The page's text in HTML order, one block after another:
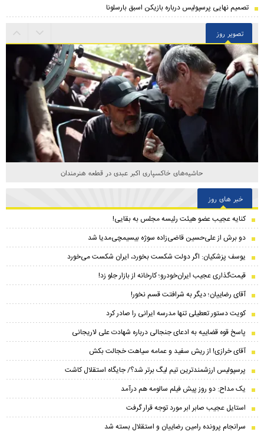
تصمیم نهایی پرسپولیس درباره بازیکن اسبق بارسلونا
تصویر روز
نگاهی از آسمان به یکی از مدرن‌ترین پایتخت‌های جهان
خبر های روز
کنایه عجیب عضو هیئت رئیسه مجلس به بقایی!
دو برش از علی‌حسین‌ قاضی‌زاده سوژه بیسیمچی‌مدیا شد
یوسف پزشکیان: اگر دولت شکست بخورد، ایران شکست می‌خورد
قیمت‌گذاری عجیب ایران‌خودرو؛ کارخانه از بازار جلو زد!
آقای رضاییان؛ دیگر به شرافتت قسم نخور!
کویت دستور تعطیلی تنها مدرسه ایرانی را صادر کرد
پاسخ قوه قضاییه به ادعای جنجالی درباره شهادت علی لاریجانی
آقای خرازی! از ریش سفید و عمامه سیاهت خجالت بکش
پرسپولیس ارزشمندترین تیم لیگ برتر شد؟/ جایگاه استقلال کاشت
یک مداح: دو روز پیش فیلم سالومه هم درآمد
استایل عجیب صابر ابر مورد توجه قرار گرفت
سرانجام پرونده رامین رضاییان و استقلال بسته شد